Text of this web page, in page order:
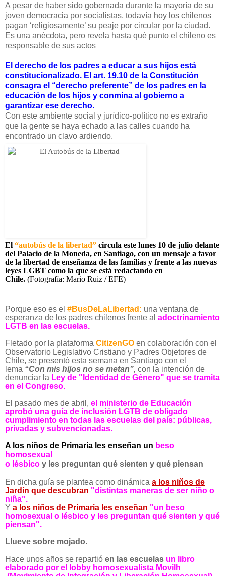
A pesar de haber sido gobernada durante la mayoría de su
joven democracia por socialistas, todavía hoy los chilenos
pagan ‘religiosamente’ su peaje por circular por la ciudad.
Es una anécdota, pero revela hasta qué punto el chileno es
responsable de sus actos
El derecho de los padres a educar a sus hijos está
constitucionalizado. El art. 19.10 de la Constitución
consagra el “derecho preferente” de los padres en la
educación de los hijos y conmina al gobierno a
garantizar ese derecho.
Con este ambiente social y jurídico-político no es extraño
que la gente se haya echado a las calles cuando ha
encontrado un clavo ardiendo.
El “autobús de la libertad” circula este lunes 10 de julio delante
del Palacio de la Moneda, en Santiago, con un mensaje a favor
de la libertad de enseñanza de las familias y frente a las nuevas
leyes LGBT como la que se está redactando en
Chile. (Fotografía: Mario Ruiz / EFE)
Porque eso es el #BusDeLaLibertad: una ventana de
esperanza de los padres chilenos frente al adoctrinamiento
LGTB en las escuelas.
Fletado por la plataforma CitizenGO en colaboración con el
Observatorio Legislativo Cristiano y Padres Objetores de
Chile, se presentó esta semana en Santiago con el
lema “Con mis hijos no se metan”, con la intención de
denunciar la Ley de " Identidad de Género" que se tramita
en el Congreso.
El pasado mes de abril, el ministerio de Educación
aprobó una guía de inclusión LGTB de obligado
cumplimiento en todas las escuelas del país: públicas,
privadas y subvencionadas.
A los niños de Primaria les enseñan un beso
homosexual
o lésbico y les preguntan qué sienten y qué piensan
En dicha guía se plantea como dinámica a los niños de
Jardín que descubran "distintas maneras de ser niño o
niña".
Y a los niños de Primaria les enseñan "un beso
homosexual o lésbico y les preguntan qué sienten y qué
piensan".
Llueve sobre mojado.
Hace unos años se repartió en las escuelas un libro
elaborado por el lobby homosexualista Movilh